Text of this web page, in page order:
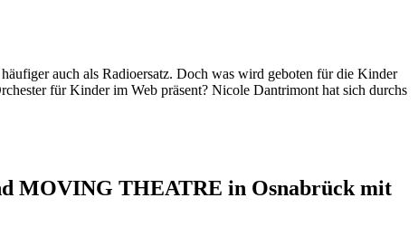
auch als Radioersatz. Doch was wird geboten für die Kinder
für Kinder im Web präsent? Nicole Dantrimont hat sich durchs
MOVING THEATRE in Osnabrück mit